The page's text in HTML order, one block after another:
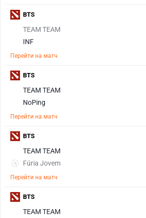
TEAM TEAM
INF
Перейти на матч
BTS
TEAM TEAM
NoPing
Перейти на матч
BTS
TEAM TEAM
Fúria Jovem
Перейти на матч
BTS
TEAM TEAM
BTS